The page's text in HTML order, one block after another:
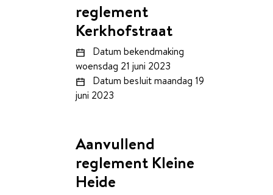
reglement
Kerkhofstraat
Datum bekendmaking
woensdag 21 juni 2023
Datum besluitmaandag 19
juni 2023
Aanvullend
reglement Kleine
Heide